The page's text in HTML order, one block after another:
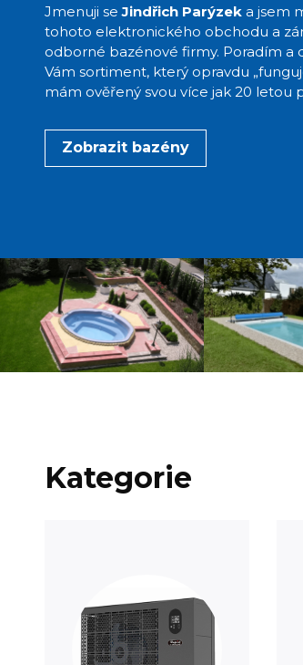
Jmenuji seJindřich Parýzeka jsem
tohoto elektronického obchodu a
odborné bazénové firmy. Poradím a
Vám sortiment, který opravdu
mám ověřený svou více jak 20 letou
Zobrazit bazény
Kategorie